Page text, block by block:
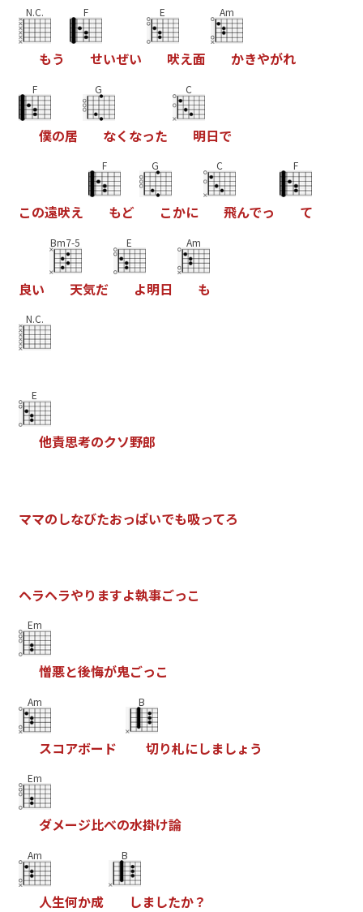
N.C.
もう
F
せいぜい
E
吠え面
Am
かきやがれ
F
僕の居
G
なく なった
C
明日で
この遠吠え
F
もど
G
こかに
C
飛んでっ
F
て
良い
Bm7-5
天気だ
E
よ明日
Am
も
N.C.
E
他責思考のクソ野郎
ママのしなびたおっぱいでも吸ってろ
ヘラヘラやり ますよ執事ごっこ
Em
憎悪と後悔が鬼ごっこ
Am
スコアボー ド
B
切り札にしましょ う
Em
ダメージ比べの水掛け論
Am
人生何か成
B
しましたか？